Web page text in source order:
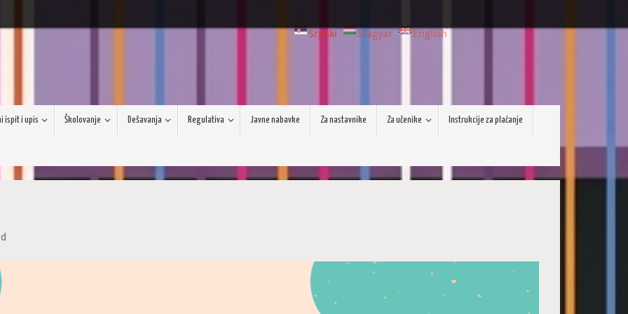
Srpski Magyar English
ispit i upis Školovanje Dešavanja Regulativa Javne nabavke Za nastavnike Za učenike Instrukcije za plaćanje